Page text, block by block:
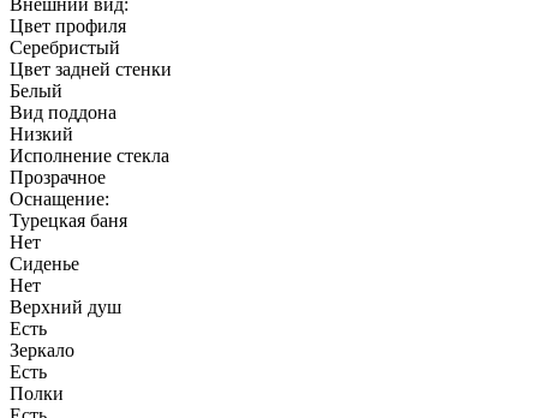
Цвет профиля
Серебристый
Цвет задней стенки
Белый
Вид поддона
Низкий
Исполнение стекла
Прозрачное
Оснащение:
Турецкая баня
Нет
Сиденье
Нет
Верхний душ
Есть
Зеркало
Есть
Полки